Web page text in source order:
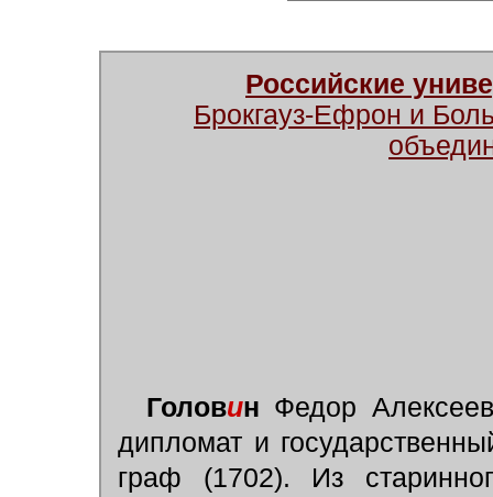
Российские
Брокгауз-Ефрон и
Головин Федор
дипломат и
граф (1702). Из